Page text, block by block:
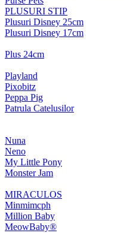
PLUSURI STIP
Plusuri Disney 25cm
Plusuri Disney 17cm
Plus 24cm
Playland
Pixobitz
Peppa Pig
Patrula Catelusilor
Nuna
Neno
My Little Pony
Monster Jam
MIRACULOS
Minmimcph
Million Baby
MeowBaby®